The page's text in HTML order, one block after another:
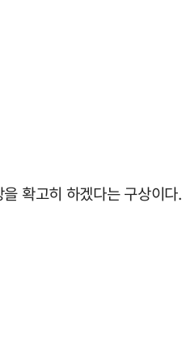
확고히 하겠다는 구상이다.